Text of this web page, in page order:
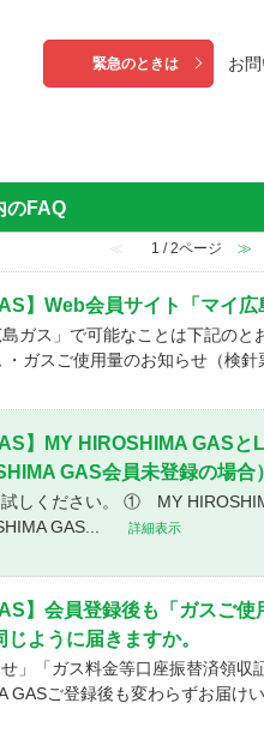
緊急のときは お
のFAQ
≪ 1 / 2ページ ≫
】Web会員サイト「マイ
ガス」で可能なことは下記の
ガスご使用量のお知らせ（検針
】MY HIROSHIMA GAS
GAS会員未登録の場合）
しください。 ① MY
GAS...
詳細表示
】会員登録後も「ガスご
ように届きますか。
」「ガス料金等口座振替済領
GASご登録後も変わらずお届け